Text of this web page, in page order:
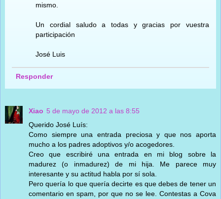
mismo.
Un cordial saludo a todas y gracias por vuestra
participación
José Luis
Responder
Xiao 5 de mayo de 2012 a las 8:55
Querido José Luís:
Como siempre una entrada preciosa y que nos aporta
mucho a los padres adoptivos y/o acogedores.
Creo que escribiré una entrada en mi blog sobre la
madurez (o inmadurez) de mi hija. Me parece muy
interesante y su actitud habla por sí sola.
Pero quería lo que quería decirte es que debes de tener un
comentario en spam, por que no se lee. Contestas a Cova